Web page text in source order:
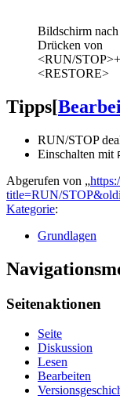
Bildschirm nach
Drücken von
<RUN/STOP>+
<RESTORE>
Tipps[
RUN/STOP
Einschalten mit
Abgerufen von „
title=RUN/
Kategorie:
Grundlagen
Seitenaktionen
Seite
Diskussion
Lesen
Bearbeiten